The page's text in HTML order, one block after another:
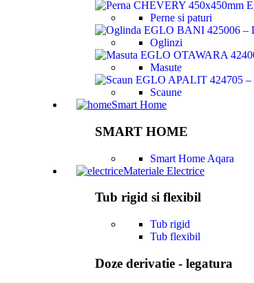
Perne si paturi
Oglinzi
Masute
Scaune
Smart Home
SMART HOME
Smart Home Aqara
Materiale Electrice
Tub rigid si flexibil
Tub rigid
Tub flexibil
Doze derivatie - legatura